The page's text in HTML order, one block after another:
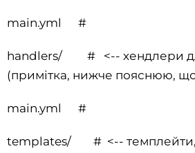
main.yml #
handlers/ # <-- хендлери
(примітка, нижче пояснюю,
main.yml #
templates/ # <-- темплейти,